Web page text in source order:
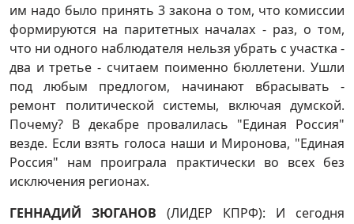
им надо было принять 3 закона о том, что комиссии
формируются на паритетных началах - раз, о том,
что ни одного наблюдателя нельзя убрать с участка -
два и третье - считаем поименно бюллетени. Ушли
под любым предлогом, начинают вбрасывать -
ремонт политической системы, включая думской.
Почему? В декабре провалилась "Единая Россия"
везде. Если взять голоса наши и Миронова, "Единая
Россия" нам проиграла практически во всех без
исключения регионах.
ГЕННАДИЙ ЗЮГАНОВ (ЛИДЕР КПРФ): И сегодня